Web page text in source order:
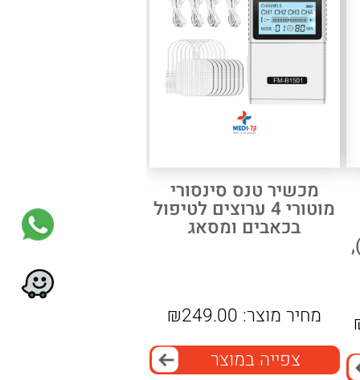
מכשיר טנס סינסורי
מוטורי 4 ערוצים לטיפול
בכאבים ומסאג
מחיר מוצר: ₪249.00
צפייה במוצר